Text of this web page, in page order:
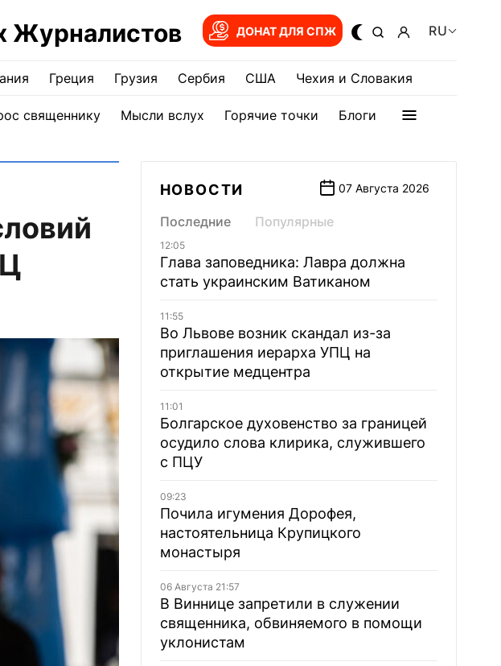
Журналистов ДОНАТ ДЛЯ СПЖ RU
Греция Грузия Сербия США Чехия и Словакия
священнику Мысли вслух Горячие точки Блоги
НОВОСТИ 07 Августа 2026
Последние Популярные
12:05
Глава заповедника: Лавра должна
стать украинским Ватиканом
11:55
Во Львове возник скандал из-за
приглашения иерарха УПЦ на
открытие медцентра
11:01
Болгарское духовенство за границей
осудило слова клирика, служившего
с ПЦУ
09:23
Почила игумения Дорофея,
настоятельница Крупицкого
монастыря
06 Августа 21:57
В Виннице запретили в служении
священника, обвиняемого в помощи
уклонистам